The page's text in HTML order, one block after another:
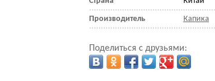
Производитель Капика
Поделиться с друзьями: